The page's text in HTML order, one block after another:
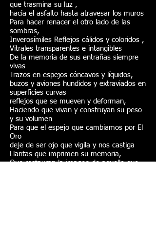
que trasmina su luz ,
hacia el asfalto hasta atravesar los muros
Para hacer renacer el otro lado de las
sombras,
Inverosímiles Reflejos cálidos y coloridos ,
Vitrales transparentes e intangibles
De la memoria de sus entrañas siempre
vivas
Trazos en espejos cóncavos y líquidos,
buzos y aviones hundidos y extraviados en
superficies curvas
reflejos que se mueven y deforman,
Haciendo que vivan y construyan su peso
y su volumen
Para que el espejo que cambiamos por El
Oro
deje de ser ojo que vigila y nos castiga
Llantas que imprimen su memoria,
Que restauran la imagen de aquello que